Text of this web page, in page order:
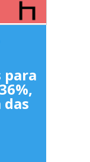
para
das